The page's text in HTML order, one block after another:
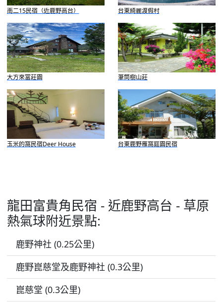
南二15民宿（近鹿野高台） 台東綺麗渡假村
大方來富莊園 筆筒樹山莊
玉米的窩民宿Deer House 台東鹿野雁窩庭園民宿
龍田富貴角民宿 - 近鹿野高台 - 草原
熱氣球附近景點:
鹿野神社 (0.25公里)
鹿野崑慈堂及鹿野神社 (0.3公里)
崑慈堂 (0.3公里)